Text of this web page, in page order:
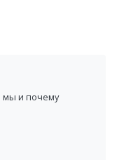
мы и почему